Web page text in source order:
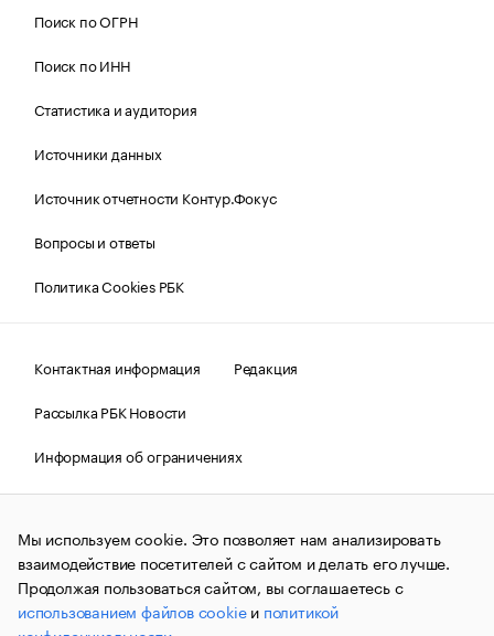
Поиск по ОГРН
Поиск по ИНН
Статистика и аудитория
Источники данных
Источник отчетности Контур.Фокус
Вопросы и ответы
Политика Cookies РБК
Контактная информация
Редакция
Рассылка РБК Новости
Информация об ограничениях
Правовая информация
О соблюдении авторских прав
© АО «РОСБИЗНЕСКОНСАЛТИНГ»,1995–2026.Сообщения
и материалы информационного агентства «РБК»
(зарегистрировано Федеральной службой по надзору в сфере
связи, информационных технологий и массовых
коммуникаций (Роскомнадзор) 09.12.2015 за номером ИА
№ФС77-63848) сопровождаются пометкой «РБК». Отдельные
Мы используем cookie. Это позволяет нам анализировать
взаимодействие посетителей с сайтом и делать его лучше.
Продолжая пользоваться сайтом, вы соглашаетесь с
использованием файлов cookieи политикой